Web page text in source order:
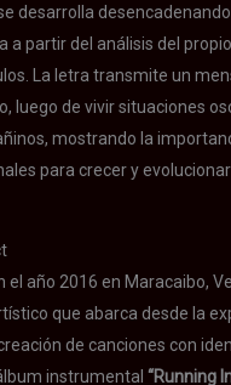
desarrolla
a partir del análisis del
La letra transmite un
luego de vivir situaciones
mostrando la
para crecer y
el año 2016 en Maracaibo,
que abarca desde la
de canciones con
instrumental “Running